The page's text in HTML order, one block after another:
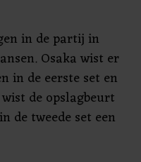
in de partij in
Osaka wist er
in de eerste set en
de opslagbeurt
de tweede set een